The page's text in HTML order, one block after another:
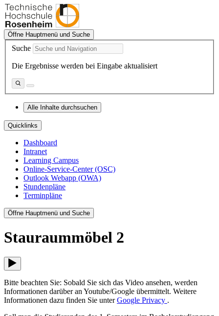
Öffne Hauptmenü und Suche
Suche
Die Ergebnisse werden bei Eingabe aktualisiert
Alle Inhalte durchsuchen
Quicklinks
Dashboard
Intranet
Learning Campus
Online-Service-Center (OSC)
Outlook Webapp (OWA)
Stundenpläne
Terminpläne
Öffne Hauptmenü und Suche
Stauraummöbel 2
Bitte beachten Sie: Sobald Sie sich das Video ansehen, werden
Informationen darüber an Youtube/Google übermittelt. Weitere
Informationen dazu finden Sie unterGoogle Privacy .